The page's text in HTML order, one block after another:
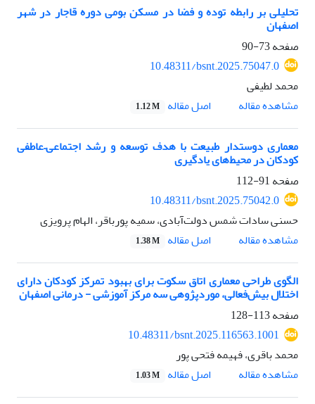
تحلیلی بر رابطه توده و فضا در مسکن بومی دوره قاجار در شهر
اصفهان
صفحه73-90
10.48311/bsnt.2025.75047.0
محمد لطیفی
مشاهده مقاله
اصل مقاله 1.12 M
معماری دوستدار طبیعت با هدف توسعه و رشد اجتماعی–عاطفی
کودکان در محیط‌های یادگیری
صفحه91-112
10.48311/bsnt.2025.75042.0
حسنی سادات شمس دولت‌آبادی، سمیه پورباقر، الهام پرویزی
مشاهده مقاله
اصل مقاله 1.38 M
الگوی طراحی معماری اتاق سکوت برای بهبود تمرکز کودکان دارای
اختلال بیش‌فعالی، موردپژوهی سه مرکز آموزشی - درمانی اصفهان
صفحه113-128
10.48311/bsnt.2025.116563.1001
محمد باقری، فهیمه فتحی پور
مشاهده مقاله
اصل مقاله 1.03 M